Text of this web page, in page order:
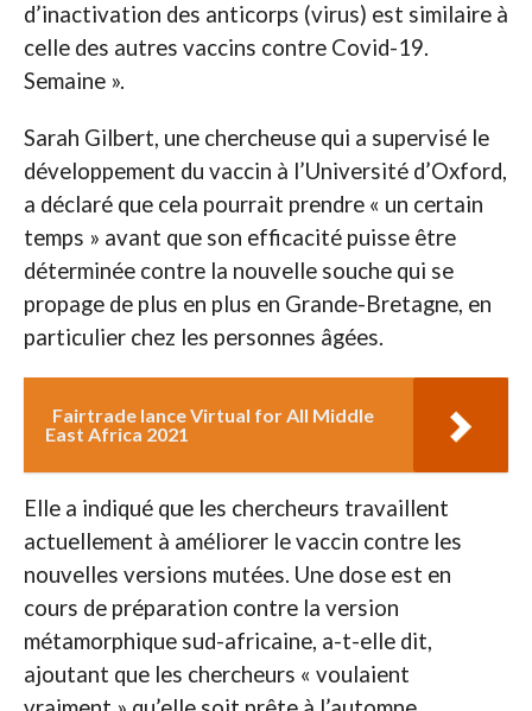
d’inactivation des anticorps (virus) est similaire à
celle des autres vaccins contre Covid-19.
Semaine ».
Sarah Gilbert, une chercheuse qui a supervisé le
développement du vaccin à l’Université d’Oxford,
a déclaré que cela pourrait prendre « un certain
temps » avant que son efficacité puisse être
déterminée contre la nouvelle souche qui se
propage de plus en plus en Grande-Bretagne, en
particulier chez les personnes âgées.
Fairtrade lance Virtual for All Middle
East Africa 2021
Elle a indiqué que les chercheurs travaillent
actuellement à améliorer le vaccin contre les
nouvelles versions mutées. Une dose est en
cours de préparation contre la version
métamorphique sud-africaine, a-t-elle dit,
ajoutant que les chercheurs « voulaient